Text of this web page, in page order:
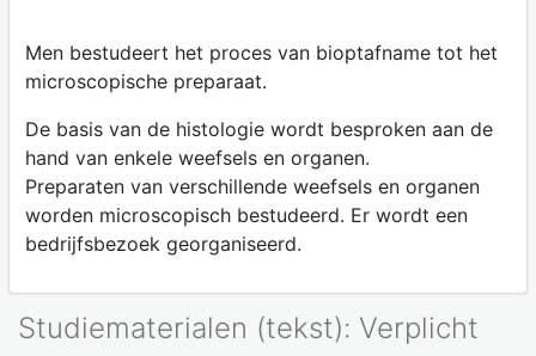
Men bestudeert het proces van bioptafname tot het
microscopische preparaat.
De basis van de histologie wordt besproken aan de
hand van enkele weefsels en organen.
Preparaten van verschillende weefsels en organen
worden microscopisch bestudeerd. Er wordt een
bedrijfsbezoek georganiseerd.
Studiematerialen (tekst): Verplicht